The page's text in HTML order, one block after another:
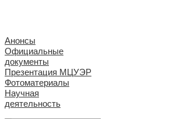
Анонсы
Официальные
документы
Презентация МЦУЭР
Фотоматериалы
Научная
деятельность